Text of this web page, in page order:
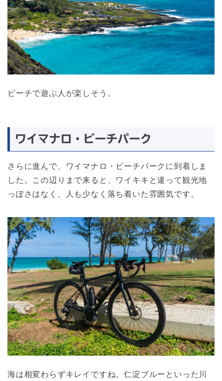
ビーチで遊ぶ人が楽しそう。
ワイマナロ・ビーチパーク
さらに進んで、ワイマナロ・ビーチパークに到着しま
した。この辺りまで来ると、ワイキキと違って観光地
っぽさはなく、人も少なく落ち着いた雰囲気です。
海は相変わらずキレイですね。仁淀ブルーといった川